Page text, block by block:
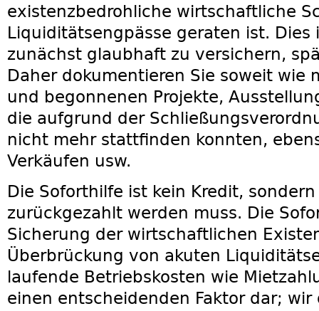
existenzbedrohliche wirtschaftliche
Liquiditätsengpässe geraten ist. Dies
zunächst glaubhaft zu versichern,
Daher dokumentieren Sie soweit wie
und begonnenen Projekte,
die aufgrund der
nicht mehr stattfinden konnten,
Verkäufen usw.
Die Soforthilfe ist kein Kredit,
zurückgezahlt werden muss. Die
Sicherung der wirtschaftlichen
Überbrückung von akuten
laufende Betriebskosten wie
einen entscheidenden Faktor dar; wir